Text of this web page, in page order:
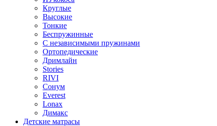
Круглые
Высокие
Тонкие
Беспружинные
С независимыми пружинами
Ортопедические
Дримлайн
Stories
RIVI
Сонум
Everest
Lonax
Димакс
Детские матрасы